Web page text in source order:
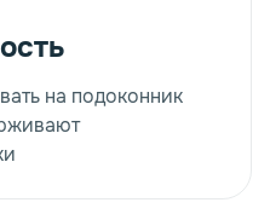
на подоконник